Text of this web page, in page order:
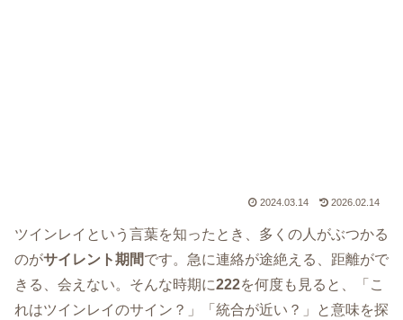
2024.03.14 2026.02.14
ツインレイという言葉を知ったとき、多くの人がぶつかる
のがサイレント期間です。急に連絡が途絶える、距離がで
きる、会えない。そんな時期に222を何度も見ると、「こ
れはツインレイのサイン？」「統合が近い？」と意味を探